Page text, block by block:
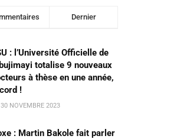
Dernier
: l’Université Officielle de
totalise 9 nouveaux
à thèse en une année,
!
30 NOVEMBRE 2023
: Martin Bakole fait parler